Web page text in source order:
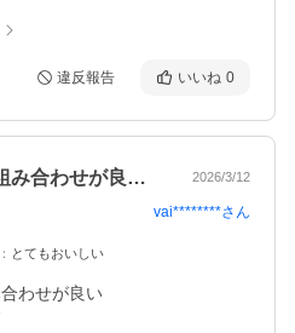
違反報告 いいね 0
ピーナッツと、黒糖の組み合わせが良い自… 2026/3/12
vai********さん
： とてもおいしい
わせが良い